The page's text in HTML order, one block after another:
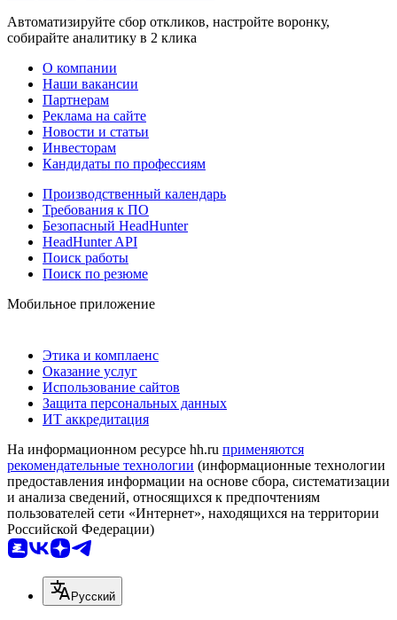
Автоматизируйте сбор откликов, настройте воронку,
собирайте аналитику в 2 клика
О компании
Наши вакансии
Партнерам
Реклама на сайте
Новости и статьи
Инвесторам
Кандидаты по профессиям
Производственный календарь
Требования к ПО
Безопасный HeadHunter
HeadHunter API
Поиск работы
Поиск по резюме
Мобильное приложение
Этика и комплаенс
Оказание услуг
Использование сайтов
Защита персональных данных
ИТ аккредитация
На информационном ресурсе hh.ru применяются
рекомендательные технологии (информационные технологии
предоставления информации на основе сбора, систематизации
и анализа сведений, относящихся к предпочтениям
пользователей сети «Интернет», находящихся на территории
Российской Федерации)
Русский